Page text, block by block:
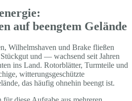
auf beengtem Gelände
Wilhelmshaven und Brake fließen
und — wachsend seit Jahren
ins Land. Rotorblätter, Turmteile und
witterungsgeschützte
das häufig ohnehin beengt ist.